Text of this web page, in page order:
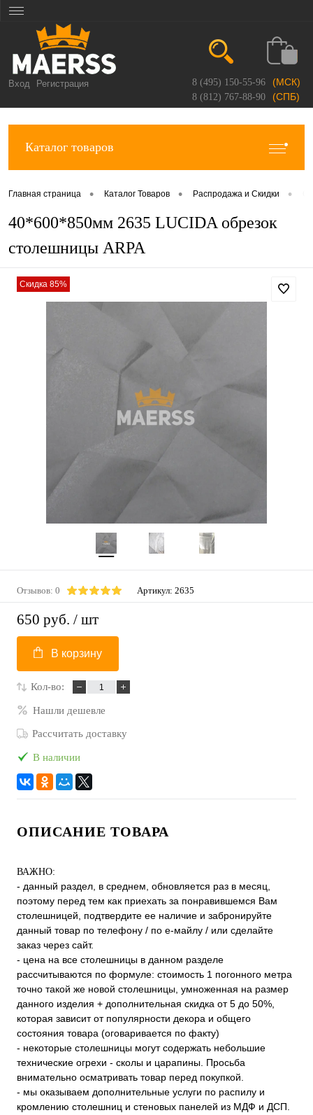
Вход Регистрация 8 (495) 150-55-96 (МСК)
8 (812) 767-88-90 (СПБ)
Каталог товаров
Главная страница • Каталог Товаров • Распродажа и Скидки •
40*600*850мм 2635 LUCIDA обрезок
столешницы ARPA
Скидка 85%
Отзывов: 0 Артикул: 2635
650 руб. / шт
В корзину
Кол-во:
Нашли дешевле
Рассчитать доставку
В наличии
ОПИСАНИЕ ТОВАРА
ВАЖНО:
- данный раздел, в среднем, обновляется раз в месяц,
поэтому перед тем как приехать за понравившемся Вам
столешницей, подтвердите ее наличие и забронируйте
данный товар по телефону / по е-майлу / или сделайте
заказ через сайт.
- цена на все столешницы в данном разделе
рассчитываются по формуле: стоимость 1 погонного метра
точно такой же новой столешницы, умноженная на размер
данного изделия + дополнительная скидка от 5 до 50%,
которая зависит от популярности декора и общего
состояния товара (оговаривается по факту)
- некоторые столешницы могут содержать небольшие
технические огрехи - сколы и царапины. Просьба
внимательно осматривать товар перед покупкой.
- мы оказываем дополнительные услуги по распилу и
кромлению столешниц и стеновых панелей из МДФ и ДСП.